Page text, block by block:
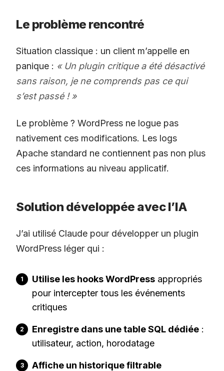
Le problème rencontré
Situation classique : un client m’appelle en
panique : « Un plugin critique a été désactivé
sans raison, je ne comprends pas ce qui
s’est passé ! »
Le problème ? WordPress ne logue pas
nativement ces modifications. Les logs
Apache standard ne contiennent pas non plus
ces informations au niveau applicatif.
Solution développée avec l’IA
J’ai utilisé Claude pour développer un plugin
WordPress léger qui :
Utilise les hooks WordPress appropriés
pour intercepter tous les événements
critiques
Enregistre dans une table SQL dédiée :
utilisateur, action, horodatage
Affiche un historique filtrable